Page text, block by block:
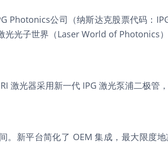
Photonics公司（纳斯达克股票代码：
光子世界（Laser World of Photonics
激光器采用新一代 IPG 激光泵浦二极管
新平台简化了 OEM 集成，最大限度